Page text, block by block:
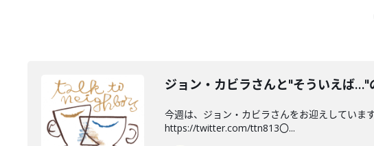
ジョン・カビラさんと"そういえば…"
今週は、ジョン・カビラさんをお迎えしていま
https://twitter.com/ttn813〇...